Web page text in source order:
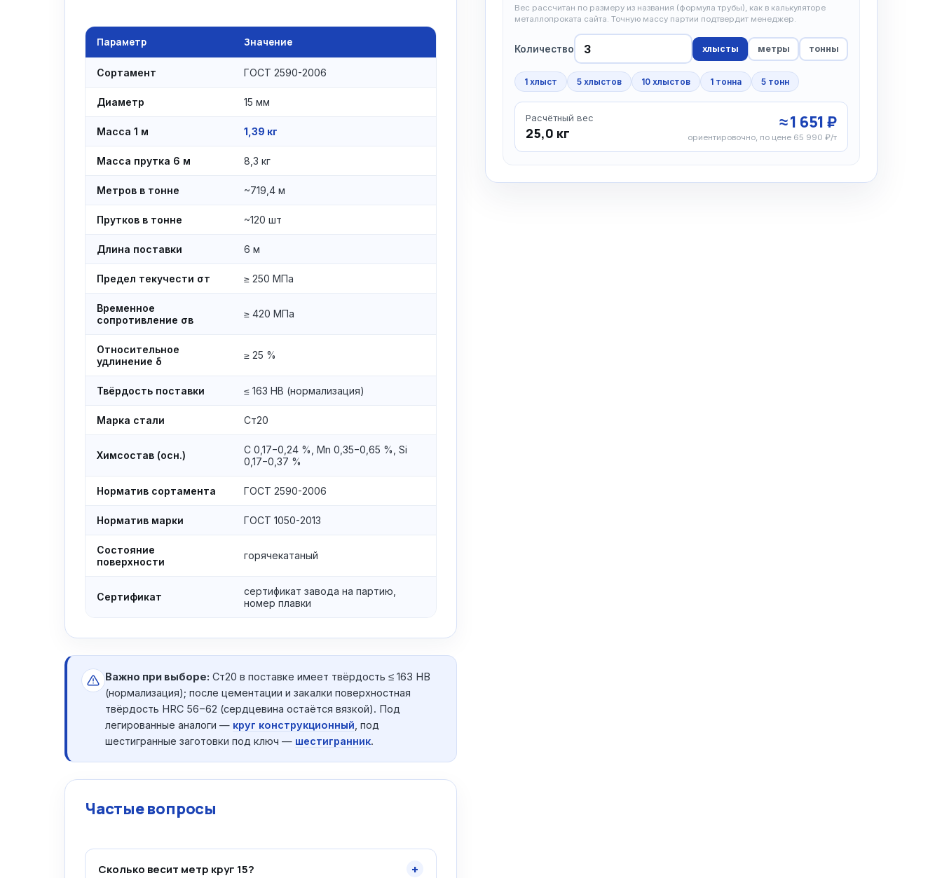
Вес рассчитан по размеру из названия (формула трубы), как в калькуляторе
металлопроката сайта. Точную массу партии подтвердит менеджер.
Количество хлысты метры тонны
1 хлыст 5 хлыстов 10 хлыстов 1 тонна 5 тонн
Расчётный вес
25,0 кг
≈ 1 651 ₽
ориентировочно, по цене 65 990 ₽/т
Параметр Значение
Сортамент ГОСТ 2590-2006
Диаметр 15 мм
Масса 1 м 1,39 кг
Масса прутка 6 м 8,3 кг
Метров в тонне ~719,4 м
Прутков в тонне ~120 шт
Длина поставки 6 м
Предел текучести σт ≥ 250 МПа
Временное
сопротивление σв
≥ 420 МПа
Относительное
удлинение δ
≥ 25 %
Твёрдость поставки ≤ 163 HB (нормализация)
Марка стали Ст20
Химсостав (осн.)
C 0,17−0,24 %, Mn 0,35−0,65 %, Si
0,17−0,37 %
Норматив сортамента ГОСТ 2590-2006
Норматив марки ГОСТ 1050-2013
Состояние
поверхности
горячекатаный
Сертификат
сертификат завода на партию,
номер плавки
Важно при выборе: Ст20 в поставке имеет твёрдость ≤ 163 HB
(нормализация); после цементации и закалки поверхностная
твёрдость HRC 56−62 (сердцевина остаётся вязкой). Под
легированные аналоги — круг конструкционный , под
шестигранные заготовки под ключ — шестигранник.
Частые вопросы
Сколько весит метр круг 15? +